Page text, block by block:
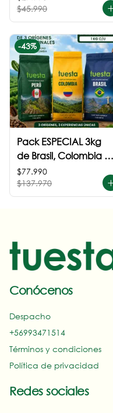
$45.990
-43%
Pack ESPECIAL 3kg
de Brasil, Colombia +
Perú
$77.990
$137.970
Conócenos
Despacho
+56993471514‬
Términos y condiciones
Política de privacidad
Redes sociales